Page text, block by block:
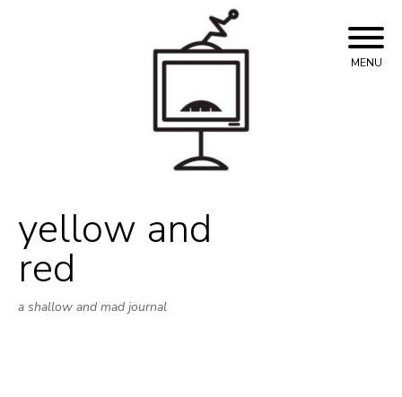
yellow and
red
a shallow and mad journal
MENU